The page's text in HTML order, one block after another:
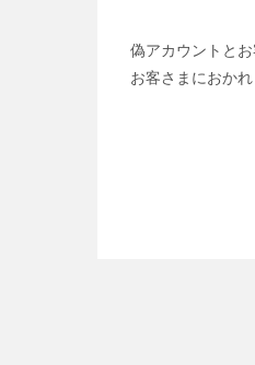
偽アカウントと
お客さまにおか